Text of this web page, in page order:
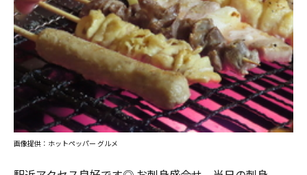
画像提供：ホットペッパー グルメ